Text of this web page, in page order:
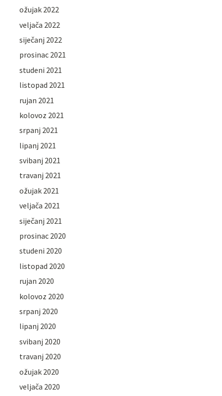
ožujak 2022
veljača 2022
siječanj 2022
prosinac 2021
studeni 2021
listopad 2021
rujan 2021
kolovoz 2021
srpanj 2021
lipanj 2021
svibanj 2021
travanj 2021
ožujak 2021
veljača 2021
siječanj 2021
prosinac 2020
studeni 2020
listopad 2020
rujan 2020
kolovoz 2020
srpanj 2020
lipanj 2020
svibanj 2020
travanj 2020
ožujak 2020
veljača 2020